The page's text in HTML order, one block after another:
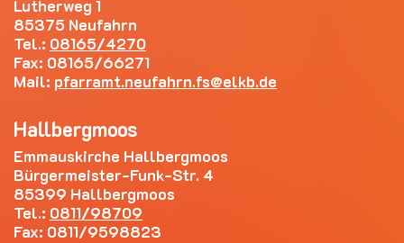
Lutherweg 1
85375 Neufahrn
Tel.: 08165/4270
Fax: 08165/66271
Mail: pfarramt.neufahrn.fs elkb.de
Hallbergmoos
Emmauskirche Hallbergmoos
Bürgermeister-Funk-Str. 4
85399 Hallbergmoos
Tel.: 0811/98709
Fax: 0811/9598823